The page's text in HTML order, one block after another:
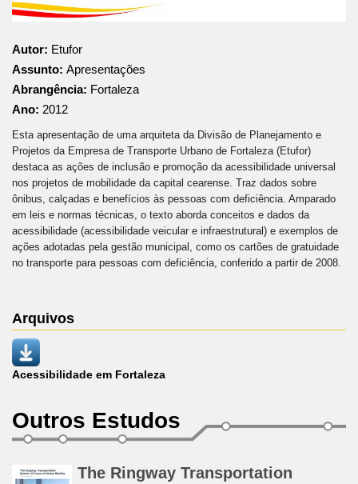
Autor: Etufor
Assunto: Apresentações
Abrangência: Fortaleza
Ano: 2012
Esta apresentação de uma arquiteta da Divisão de Planejamento e
Projetos da Empresa de Transporte Urbano de Fortaleza (Etufor)
destaca as ações de inclusão e promoção da acessibilidade universal
nos projetos de mobilidade da capital cearense. Traz dados sobre
ônibus, calçadas e benefícios às pessoas com deficiência. Amparado
em leis e normas técnicas, o texto aborda conceitos e dados da
acessibilidade (acessibilidade veicular e infraestrutural) e exemplos de
ações adotadas pela gestão municipal, como os cartões de gratuidade
no transporte para pessoas com deficiência, conferido a partir de 2008.
Arquivos
Acessibilidade em Fortaleza
Outros Estudos
The Ringway Transportation